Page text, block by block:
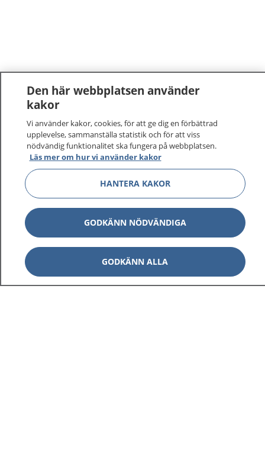
Den här webbplatsen använder
kakor
Vi använder kakor, cookies, för att ge dig en förbättrad
upplevelse, sammanställa statistik och för att viss
nödvändig funktionalitet ska fungera på webbplatsen.
Läs mer om hur vi använder kakor
HANTERA KAKOR
GODKÄNN NÖDVÄNDIGA
GODKÄNN ALLA